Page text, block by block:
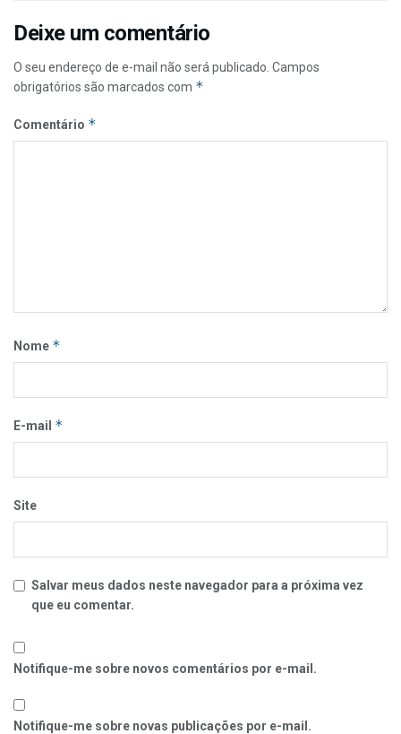
Deixe um comentário
O seu endereço de e-mail não será publicado. Campos
obrigatórios são marcados com *
Comentário *
Nome *
E-mail *
Site
Salvar meus dados neste navegador para a próxima vez
que eu comentar.
Notifique-me sobre novos comentários por e-mail.
Notifique-me sobre novas publicações por e-mail.